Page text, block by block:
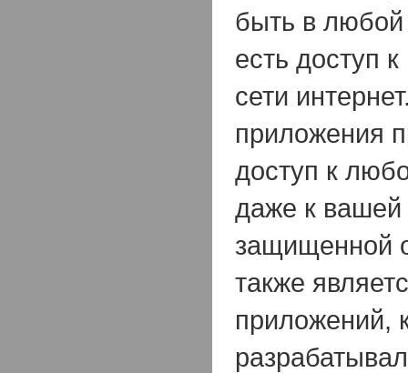
быть в любой
есть доступ
сети
приложения
доступ к
даже к вашей
защищенной
также
приложений,